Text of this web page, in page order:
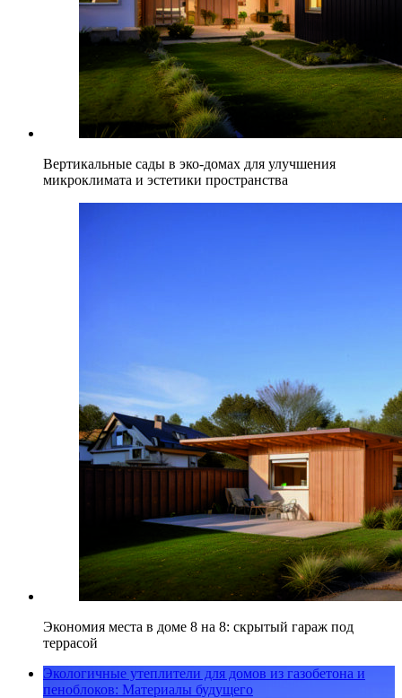
Вертикальные сады в эко-домах для улучшения
микроклимата и эстетики пространства
Экономия места в доме 8 на 8: скрытый гараж под
террасой
Экологичные утеплители для домов из газобетона и
пеноблоков: Материалы будущего